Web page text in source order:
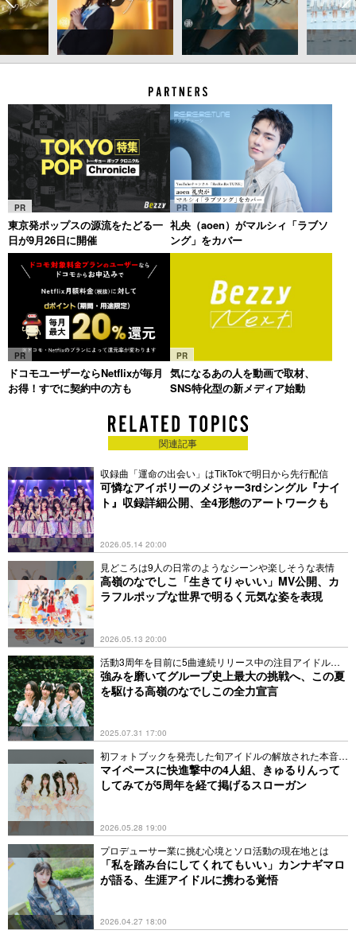
PR
東京発ポップスの源流をたどる一
日が9月26日に開催
PR
礼央（aoen）がマルシィ「ラブソ
ング」をカバー
PR
ドコモユーザーならNetflixが毎月
お得！すでに契約中の方も
PR
気になるあの人を動画で取材、
SNS特化型の新メディア始動
関連記事
収録曲「運命の出会い」はTikTokで明日から先行配信
可憐なアイボリーのメジャー3rdシングル『ナイ
ト』収録詳細公開、全4形態のアートワークも
2026.05.14 20:00
見どころは9人の日常のようなシーンや楽しそうな表情
高嶺のなでしこ「生きてりゃいい」MV公開、カ
ラフルポップな世界で明るく元気な姿を表現
2026.05.13 20:00
活動3周年を目前に5曲連続リリース中の注目アイドルが
初登場
強みを磨いてグループ史上最大の挑戦へ、この夏
を駆ける高嶺のなでしこの全力宣言
2025.07.31 17:00
初フォトブックを発売した旬アイドルの解放された本音と
は？
マイペースに快進撃中の4人組、きゅるりんって
してみてが5周年を経て掲げるスローガン
2026.05.28 19:00
プロデューサー業に挑む心境とソロ活動の現在地とは
「私を踏み台にしてくれてもいい」カンナギマロ
が語る、生涯アイドルに携わる覚悟
2026.04.27 18:00